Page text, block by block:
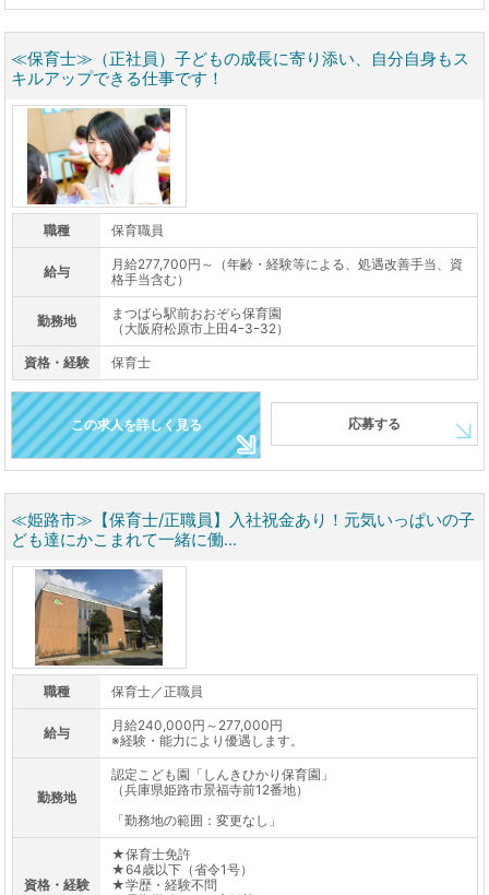
≪保育士≫（正社員）子どもの成長に寄り添い、自分自身もス
キルアップできる仕事です！
職種 保育職員
給与
月給277,700円～（年齢・経験等による、処遇改善手当、資
格手当含む）
勤務地
まつばら駅前おおぞら保育園
（大阪府松原市上田4ｰ3ｰ32）
資格・経験 保育士
この求人を詳しく見る 応募する
≪姫路市≫【保育士/正職員】入社祝金あり！元気いっぱいの子
ども達にかこまれて一緒に働...
職種 保育士／正職員
給与
月給240,000円～277,000円
※経験・能力により優遇します。
勤務地
認定こども園「しんきひかり保育園」
（兵庫県姫路市景福寺前12番地）
「勤務地の範囲：変更なし」
資格・経験
★保育士免許
★64歳以下（省令1号）
★学歴・経験不問